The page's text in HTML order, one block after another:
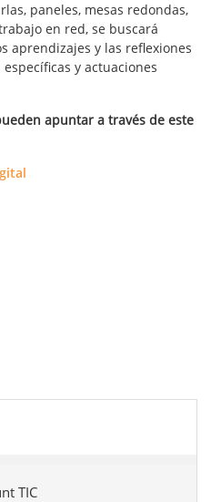
paneles, mesas redondas,
en red, se buscará
aprendizajes y las reflexiones
y actuaciones
apuntar a través de este
TIC